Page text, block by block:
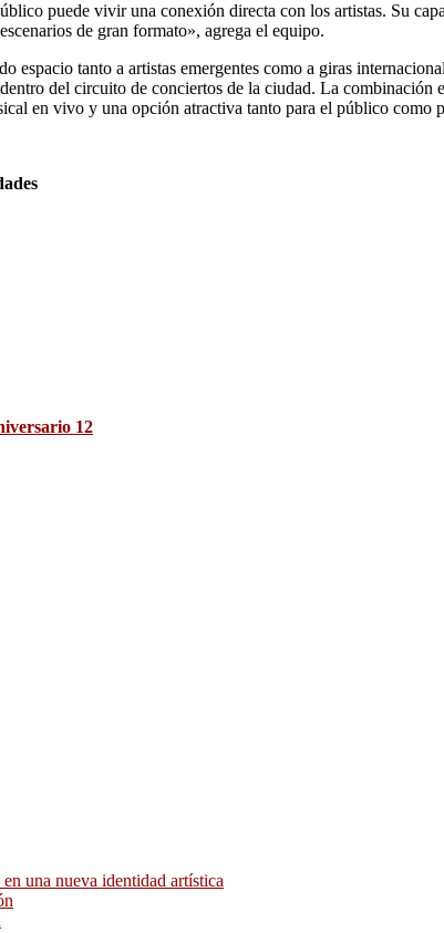
puede vivir una conexión directa con los artistas. Su
de gran formato», agrega el equipo.
tanto a artistas emergentes como a giras
del circuito de conciertos de la ciudad. La combinación
en vivo y una opción atractiva tanto para el público como
12
una nueva identidad artística